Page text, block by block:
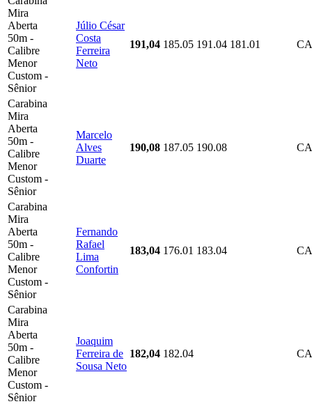
Mira
Aberta
50m -
Calibre
Menor
Custom -
Sênior
Júlio César
Costa
Ferreira
Neto
191,04 185.05 191.04 181.01
Carabina
Mira
Aberta
50m -
Calibre
Menor
Custom -
Sênior
Marcelo
Alves
Duarte
190,08 187.05 190.08
Carabina
Mira
Aberta
50m -
Calibre
Menor
Custom -
Sênior
Fernando
Rafael
Lima
Confortin
183,04 176.01 183.04
Carabina
Mira
Aberta
50m -
Calibre
Menor
Custom -
Sênior
Joaquim
Ferreira de
Sousa Neto
182,04 182.04